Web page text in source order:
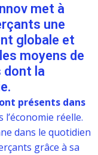
met à
une
globale et
moyens de
dont la
présents dans
réelle.
dans le quotidien
grâce à sa